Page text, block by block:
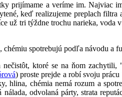
prijímame a veríme im. Najviac
keď realizujeme preplach filtra
už tri týždne trochu narieka, voda
chémiu spotrebujú podľa návodu a
nečistôt, ktoré se na ňom
) proste prejde a robí svoju
hlina, chémia nemá rozum a
odvolaná párty, strata